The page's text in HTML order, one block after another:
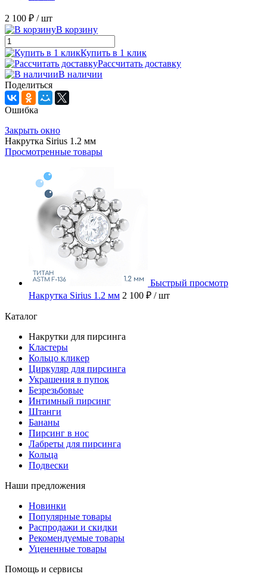
2 100 ₽ / шт
В корзину
Купить в 1 клик
Рассчитать доставку
В наличии
Поделиться
Ошибка
Закрыть окно
Накрутка Sirius 1.2 мм
Просмотренные товары
Быстрый просмотр
Накрутка Sirius 1.2 мм 2 100 ₽ / шт
Каталог
Накрутки для пирсинга
Кластеры
Кольцо кликер
Циркуляр для пирсинга
Украшения в пупок
Безрезьбовые
Интимный пирсинг
Штанги
Бананы
Пирсинг в нос
Лабреты для пирсинга
Кольца
Подвески
Наши предложения
Новинки
Популярные товары
Распродажи и скидки
Рекомендуемые товары
Уцененные товары
Помощь и сервисы